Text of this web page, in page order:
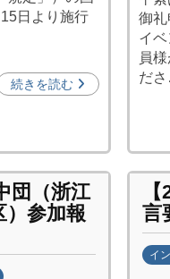
)
日より施行
続きを読む
劉
娜
御
イ
員
だ
団（浙江
）参加報
言
イ